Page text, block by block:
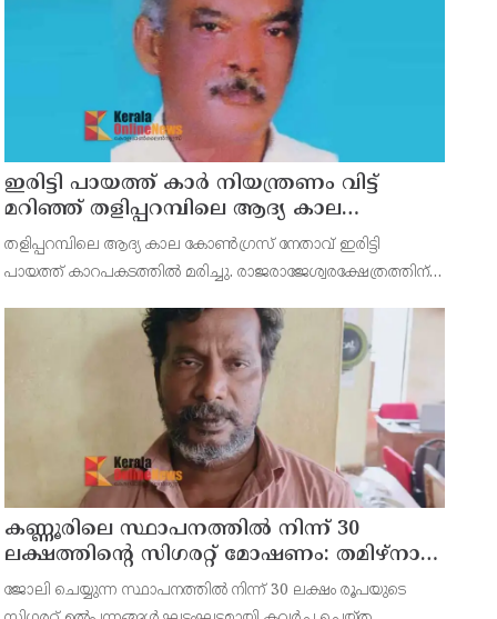
ഇരിട്ടി പായത്ത് കാർ നിയന്ത്രണം വിട്ട്
മറിഞ്ഞ് തളിപ്പറമ്പിലെ ആദ്യ കാല
കോണ്‍ഗ്രസ് നേതാവ് മരിച്ചു
തളിപ്പറമ്പിലെ ആദ്യ കാല കോണ്‍ഗ്രസ് നേതാവ് ഇരിട്ടി
പായത്ത് കാറപകടത്തില്‍ മരിച്ചു. രാജരാജേശ്വരക്ഷേത്രത്തിന്
എം.കെ.കേശവനാ(74)ണ് മരിച്ചത്.
കണ്ണൂരിലെ സ്ഥാപനത്തിൽ നിന്ന് 30
ലക്ഷത്തിന്റെ സിഗരറ്റ് മോഷണം: തമിഴ്‌നാട്
സ്വദേശിയായ സെയിൽസ്മാൻ
തെങ്കാശിയിൽ പിടിയിൽ
ജോലി ചെയ്യുന്ന സ്ഥാപനത്തിൽ നിന്ന് 30 ലക്ഷം രൂപയുടെ